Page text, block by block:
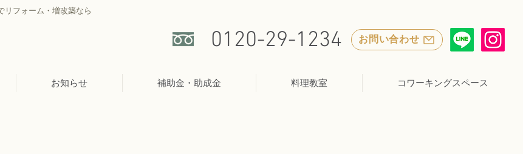
リフォーム・増改築なら
0120-29-1234 お問い合わせ
お知らせ 補助金・助成金 料理教室 コワーキングスペース